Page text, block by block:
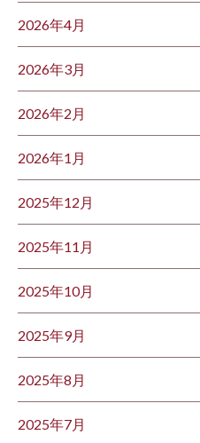
2026年4月
2026年3月
2026年2月
2026年1月
2025年12月
2025年11月
2025年10月
2025年9月
2025年8月
2025年7月